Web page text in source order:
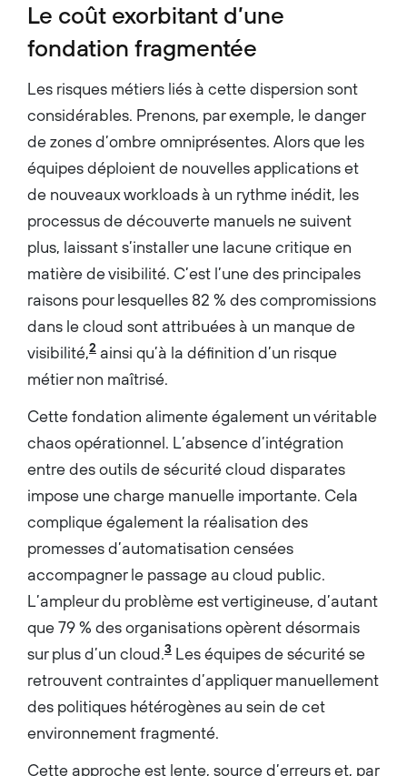
Le coût exorbitant d’une
fondation fragmentée
Les risques métiers liés à cette dispersion sont
considérables. Prenons, par exemple, le danger
de zones d’ombre omniprésentes. Alors que les
équipes déploient de nouvelles applications et
de nouveaux workloads à un rythme inédit, les
processus de découverte manuels ne suivent
plus, laissant s’installer une lacune critique en
matière de visibilité. C’est l’une des principales
raisons pour lesquelles 82 % des compromissions
dans le cloud sont attribuées à un manque de
visibilité,2 ainsi qu’à la définition d’un risque
métier non maîtrisé.
Cette fondation alimente également un véritable
chaos opérationnel. L’absence d’intégration
entre des outils de sécurité cloud disparates
impose une charge manuelle importante. Cela
complique également la réalisation des
promesses d’automatisation censées
accompagner le passage au cloud public.
L’ampleur du problème est vertigineuse, d’autant
que 79 % des organisations opèrent désormais
sur plus d’un cloud.3 Les équipes de sécurité se
retrouvent contraintes d’appliquer manuellement
des politiques hétérogènes au sein de cet
environnement fragmenté.
Cette approche est lente, source d’erreurs et, par